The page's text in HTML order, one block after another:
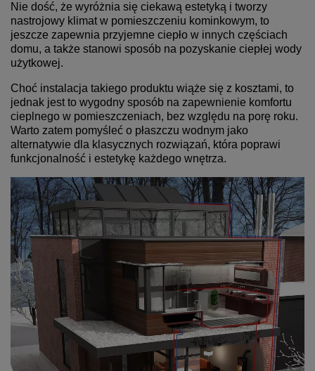
Nie dość, że wyróżnia się ciekawą estetyką i tworzy
nastrojowy klimat w pomieszczeniu kominkowym, to
jeszcze zapewnia przyjemne ciepło w innych częściach
domu, a także stanowi sposób na pozyskanie ciepłej wody
użytkowej.
Choć instalacja takiego produktu wiąże się z kosztami, to
jednak jest to wygodny sposób na zapewnienie komfortu
cieplnego w pomieszczeniach, bez względu na porę roku.
Warto zatem pomyśleć o płaszczu wodnym jako
alternatywie dla klasycznych rozwiązań, która poprawi
funkcjonalność i estetykę każdego wnętrza.